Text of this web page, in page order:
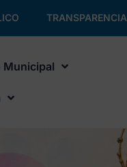
TRANSPARENCIA
Municipal